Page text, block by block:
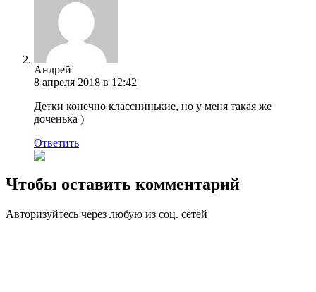
Андрей
8 апреля 2018 в 12:42
Детки конечно класснинькие, но у меня такая же
доченька )
Ответить
Чтобы оставить комментарий
Авторизуйтесь через любую из соц. сетей